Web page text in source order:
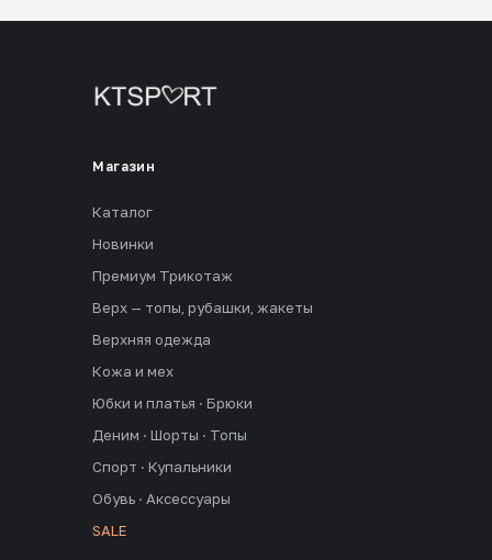
Магазин
Каталог
Новинки
Премиум Трикотаж
Верх — топы, рубашки, жакеты
Верхняя одежда
Кожа и мех
Юбки и платья · Брюки
Деним · Шорты · Топы
Спорт · Купальники
Обувь · Аксессуары
SALE